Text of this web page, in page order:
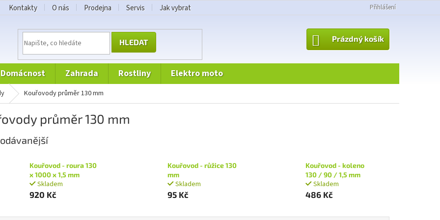
Kontakty O nás Prodejna Servis Jak vybrat Přihlášení
HLEDAT
NÁKUPNÍ
KOŠÍK
Prázdný košík
domácnost zahrada rostliny elektro moto
kouřovody průměr 130 mm
průměr 130 mm
Kouřovod - roura 130
x 1000 x 1,5 mm
Skladem
920 Kč
Kouřovod - růžice 130
mm
Skladem
95 Kč
Kouřovod - koleno
130 / 90 / 1,5 mm
Skladem
486 Kč